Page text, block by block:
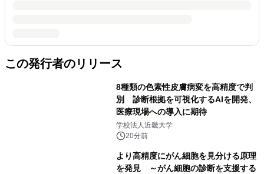
この発行者のリリース
8種類の色素性皮膚病変を高精度で判
別 診断根拠を可視化するAIを開発、
医療現場への導入に期待
学校法人近畿大学
20分前
より高精度にがん細胞を見分ける原理
を発見 ～がん細胞の診断を支援する